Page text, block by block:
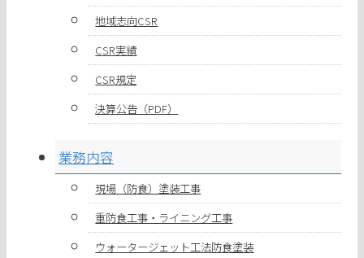
地域志向CSR
CSR実績
CSR規定
決算公告（PDF）
業務内容
現場（防食）塗装工事
重防食工事・ライニング工事
ウォータージェット工法防食塗装